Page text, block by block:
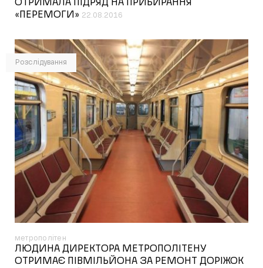
ОТРИМАЛА ПІДРЯД НА ПРИБИРАННЯ
«ПЕРЕМОГИ» 22.08.2016
Розслідування
метрополітен
ЛЮДИНА ДИРЕКТОРА МЕТРОПОЛІТЕНУ
ОТРИМАЄ ПІВМІЛЬЙОНА ЗА РЕМОНТ ДОРІЖОК